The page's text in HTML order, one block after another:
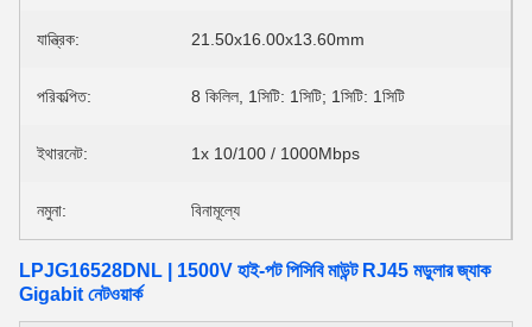
যান্ত্রিক: 21.50x16.00x13.60mm
পরিকল্পিত: 8 কিলিল, 1সিটি: 1সিটি; 1সিটি: 1সিটি
ইথারনেট: 1x 10/100 / 1000Mbps
নমুনা: বিনামূল্যে
LPJG16528DNL | 1500V হাই-পট পিসিবি মাউন্ট RJ45 মডুলার জ্যাক
Gigabit নেটওয়ার্ক